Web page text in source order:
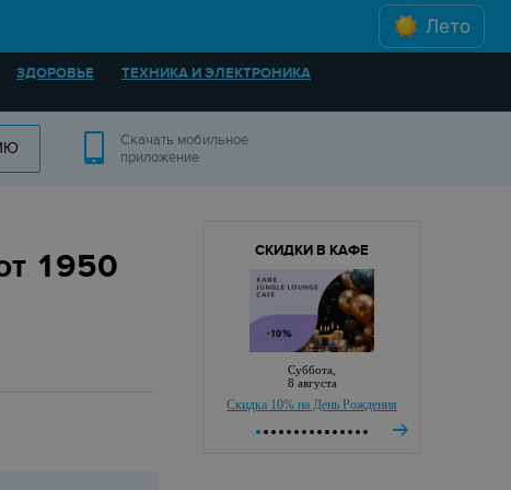
Лето
ЗДОРОВЬЕ
ТЕХНИКА И ЭЛЕКТРОНИКА
Скачать мобильное
приложение
1950
СКИДКИ В КАФЕ
суббота,
8 августа
Скидка 10% на День Рождения